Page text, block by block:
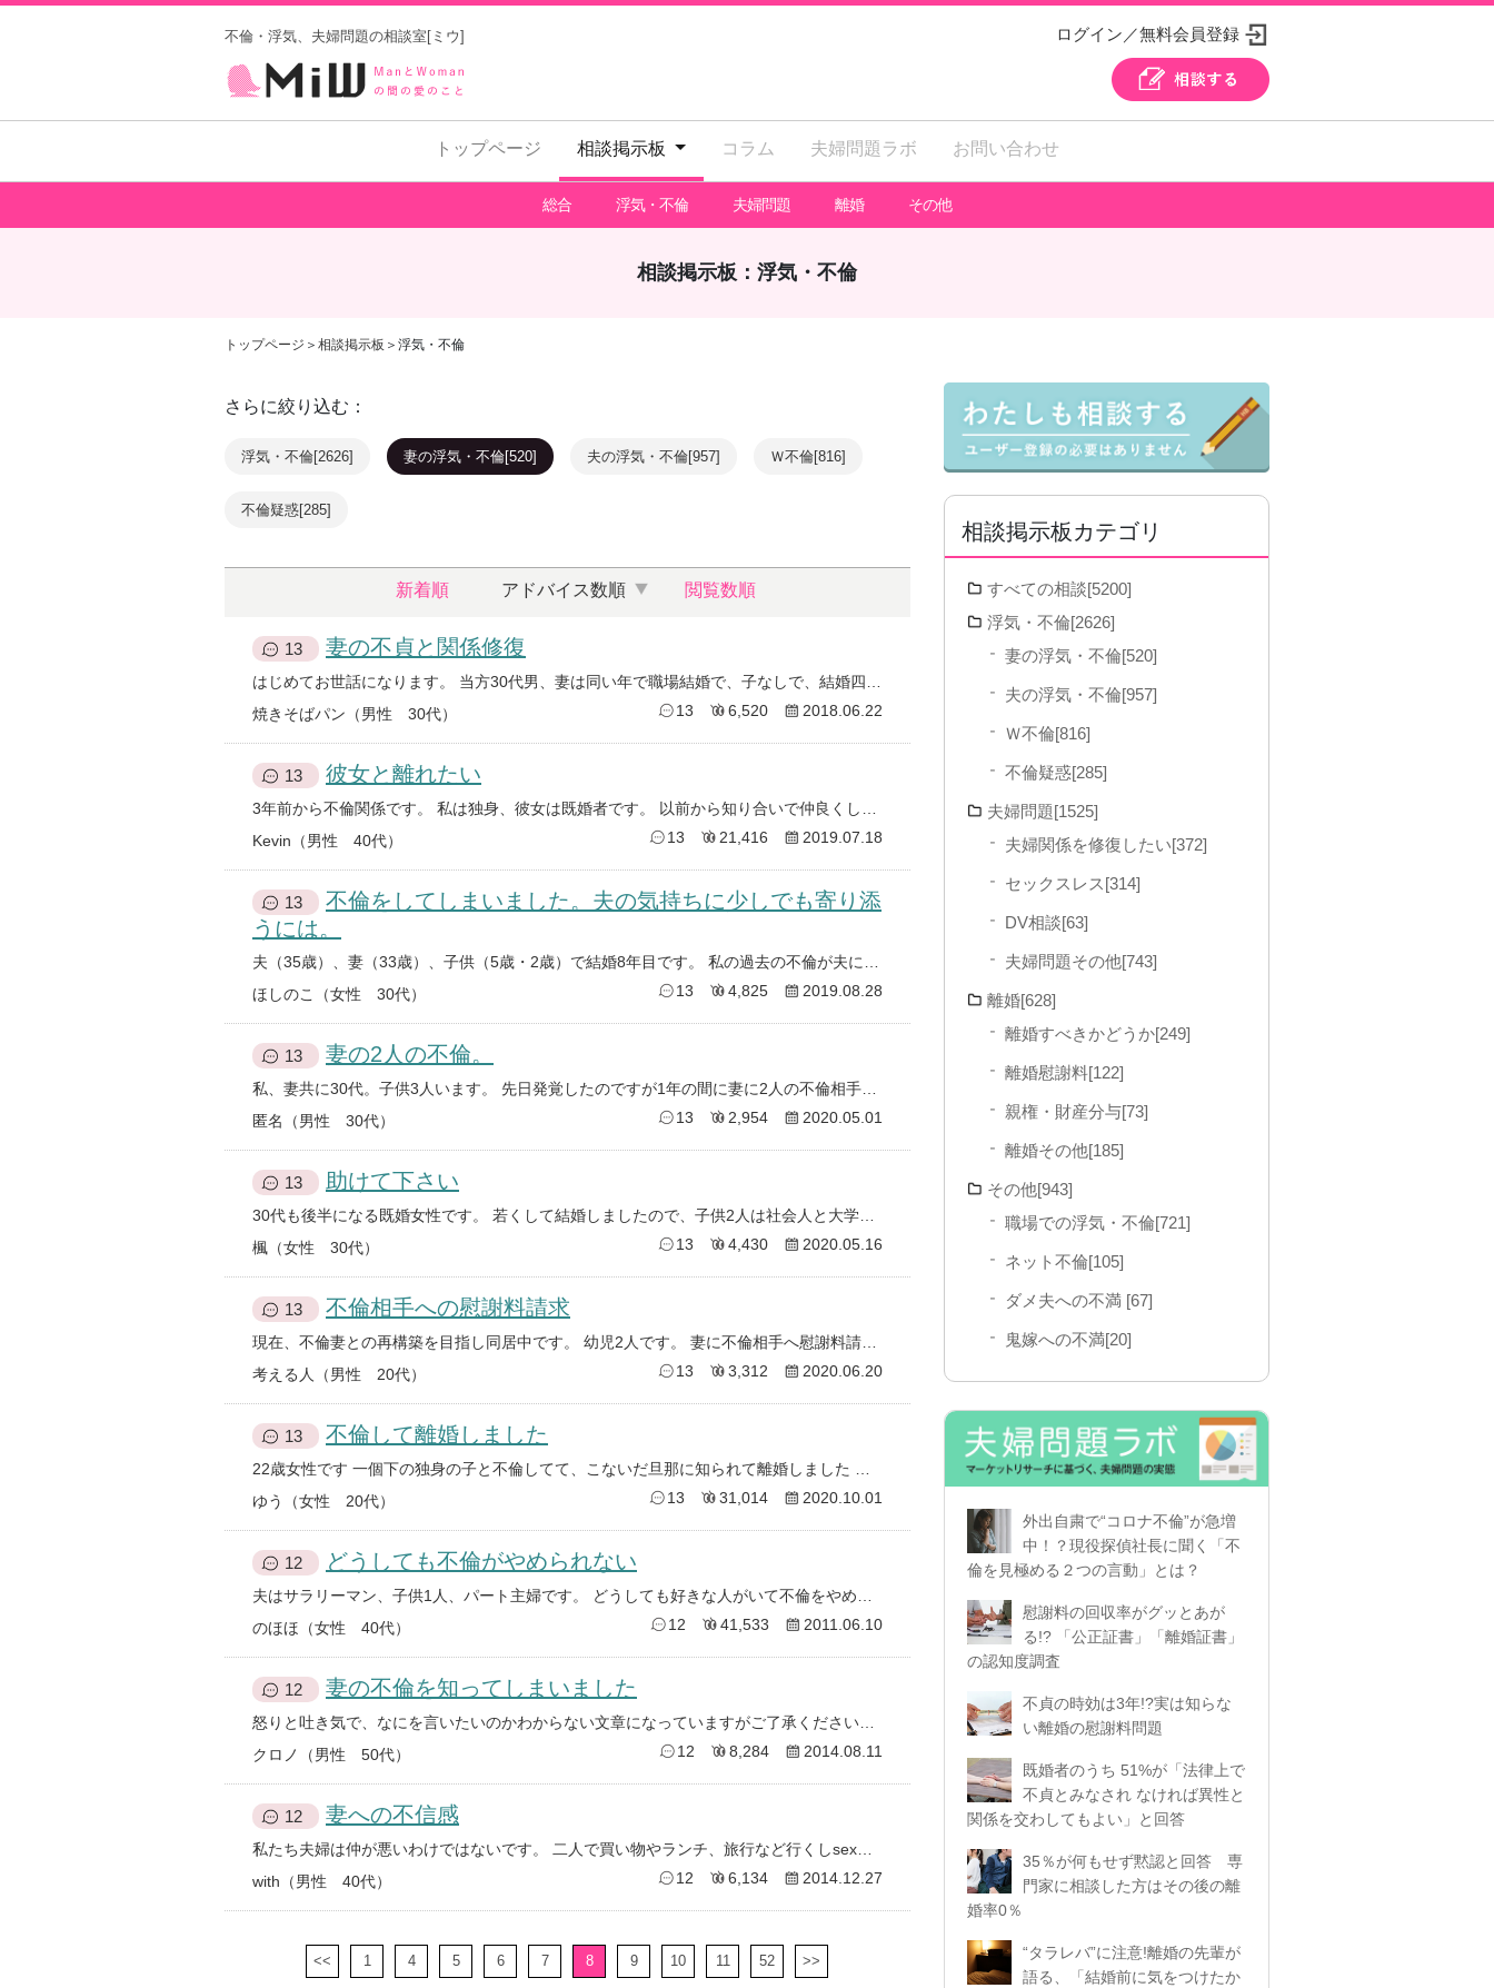
不倫・浮気、夫婦問題の相談室[ミウ] ログイン／無料会員登録
トップページ 相談掲示板 コラム 夫婦問題ラボ お問い合わせ
総合 浮気・不倫 夫婦問題 離婚 その他
相談掲示板：浮気・不倫
トップページ ＞ 相談掲示板 ＞浮気・不倫
さらに絞り込む：
浮気・不倫[2626] 妻の浮気・不倫[520] 夫の浮気・不倫[957] Ｗ不倫[816]
不倫疑惑[285]
新着順 アドバイス数順 閲覧数順
13 妻の不貞と関係修復
焼きそばパン（男性 30代）
13 6,520 2018.06.22
13 彼女と離れたい
Kevin（男性 40代）
13 21,416 2019.07.18
13
不倫をしてしまいました。夫の気持ちに少しでも寄り添
うには。
ほしのこ（女性 30代）
13 4,825 2019.08.28
13 妻の2人の不倫。
匿名（男性 30代）
13 2,954 2020.05.01
13 助けて下さい
楓（女性 30代）
13 4,430 2020.05.16
13 不倫相手への慰謝料請求
考える人（男性 20代）
13 3,312 2020.06.20
13 不倫して離婚しました
ゆう（女性 20代）
13 31,014 2020.10.01
12 どうしても不倫がやめられない
のほほ（女性 40代）
12 41,533 2011.06.10
12 妻の不倫を知ってしまいました
クロノ（男性 50代）
12 8,284 2014.08.11
12 妻への不信感
with（男性 40代）
12 6,134 2014.12.27
<< 1 4 5 6 7 8 9 10 11 52 >>
相談掲示板カテゴリ
すべての相談[5200]
浮気・不倫[2626]
妻の浮気・不倫[520]
夫の浮気・不倫[957]
Ｗ不倫[816]
不倫疑惑[285]
夫婦問題[1525]
夫婦関係を修復したい[372]
セックスレス[314]
DV相談[63]
夫婦問題その他[743]
離婚[628]
離婚すべきかどうか[249]
離婚慰謝料[122]
親権・財産分与[73]
離婚その他[185]
その他[943]
職場での浮気・不倫[721]
ネット不倫[105]
ダメ夫への不満 [67]
鬼嫁への不満[20]
外出自粛で“コロナ不倫”が急増
中！？現役探偵社長に聞く「不
倫を見極める２つの言動」とは？
慰謝料の回収率がグッとあが
る!? 「公正証書」「離婚証書」
の認知度調査
不貞の時効は3年!?実は知らな
い離婚の慰謝料問題
既婚者のうち 51%が「法律上で
不貞とみなされ なければ異性と
関係を交わしてもよい」と回答
35％が何もせず黙認と回答 専
門家に相談した方はその後の離
婚率0％
“タラレバ”に注意!離婚の先輩が
語る、「結婚前に気をつけたか